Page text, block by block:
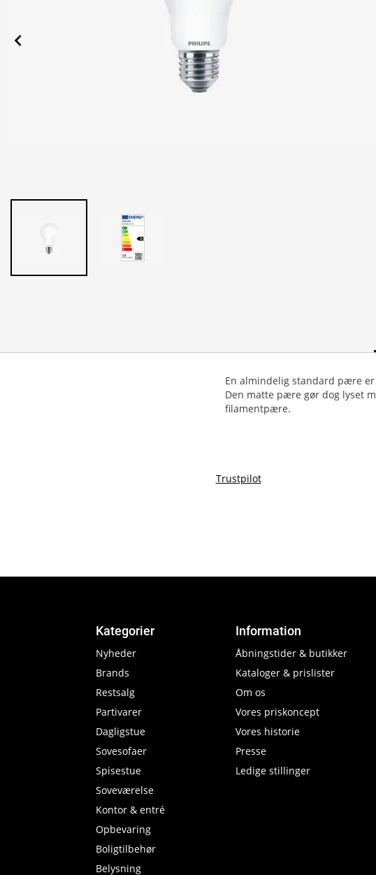
En almindelig standard pære
Den matte pære gør dog lyset
filamentpære.
Trustpilot
Kategorier
Nyheder
Brands
Restsalg
Partivarer
Dagligstue
Sovesofaer
Spisestue
Soveværelse
Kontor & entré
Opbevaring
Boligtilbehør
Belysning
Information
Åbningstider & butikker
Kataloger & prislister
Om os
Vores priskoncept
Vores historie
Presse
Ledige stillinger